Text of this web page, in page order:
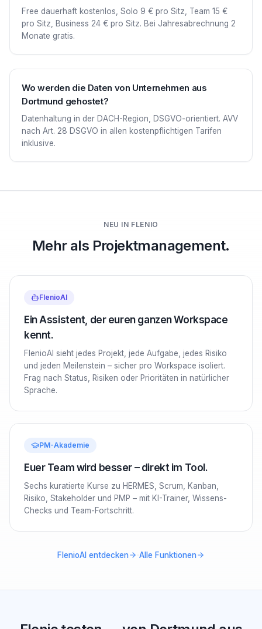
Free dauerhaft kostenlos, Solo 9 € pro Sitz, Team 15 €
pro Sitz, Business 24 € pro Sitz. Bei Jahresabrechnung 2
Monate gratis.
Wo werden die Daten von Unternehmen aus
Dortmund gehostet?
Datenhaltung in der DACH-Region, DSGVO-orientiert. AVV
nach Art. 28 DSGVO in allen kostenpflichtigen Tarifen
inklusive.
NEU IN FLENIO
Mehr als Projektmanagement.
FlenioAI
Ein Assistent, der euren ganzen Workspace
kennt.
FlenioAI sieht jedes Projekt, jede Aufgabe, jedes Risiko
und jeden Meilenstein – sicher pro Workspace isoliert.
Frag nach Status, Risiken oder Prioritäten in natürlicher
Sprache.
PM-Akademie
Euer Team wird besser – direkt im Tool.
Sechs kuratierte Kurse zu HERMES, Scrum, Kanban,
Risiko, Stakeholder und PMP – mit KI-Trainer, Wissens-
Checks und Team-Fortschritt.
FlenioAI entdecken Alle Funktionen